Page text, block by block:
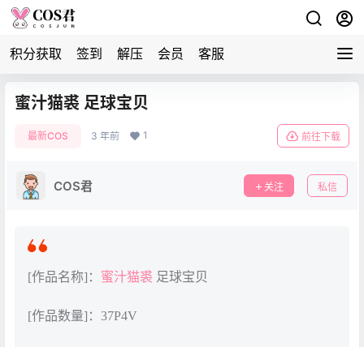
积分获取 签到 解压 会员 客服
蜜汁猫裘 足球宝贝
最新COS 3 年前 1 前往下载
COS君 关注 私信
[作品名称]： 蜜汁猫裘 足球宝贝
[作品数量]：37P4V